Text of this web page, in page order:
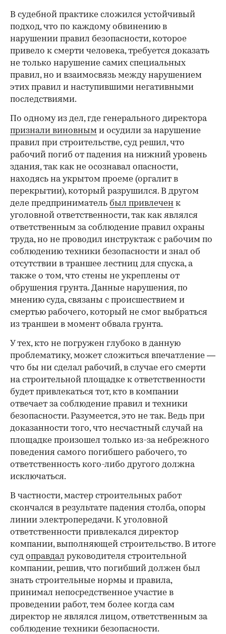
В судебной практике сложился устойчивый
подход, что по каждому обвинению в
нарушении правил безопасности, которое
привело к смерти человека, требуется доказать
не только нарушение самих специальных
правил, но и взаимосвязь между нарушением
этих правил и наступившими негативными
последствиями.
По одному из дел, где генерального директора
признали виновным и осудили за нарушение
правил при строительстве, суд решил, что
рабочий погиб от падения на нижний уровень
здания, так как не осознавал опасности,
находясь на укрытом проеме (оргалит в
перекрытии), который разрушился. В другом
деле предприниматель был привлечен к
уголовной ответственности, так как являлся
ответственным за соблюдение правил охраны
труда, но не проводил инструктаж с рабочим по
соблюдению техники безопасности и знал об
отсутствии в траншее лестниц для спуска, а
также о том, что стены не укреплены от
обрушения грунта. Данные нарушения, по
мнению суда, связаны с происшествием и
смертью рабочего, который не смог выбраться
из траншеи в момент обвала грунта.
У тех, кто не погружен глубоко в данную
проблематику, может сложиться впечатление —
что бы ни сделал рабочий, в случае его смерти
на строительной площадке к ответственности
будет привлекаться тот, кто в компании
отвечает за соблюдение правил и техники
безопасности. Разумеется, это не так. Ведь при
доказанности того, что несчастный случай на
площадке произошел только из-за небрежного
поведения самого погибшего рабочего, то
ответственность кого-либо другого должна
исключаться.
В частности, мастер строительных работ
скончался в результате падения столба, опоры
линии электропередачи. К уголовной
ответственности привлекался директор
компании, выполняющей строительство. В итоге
суд оправдал руководителя строительной
компании, решив, что погибший должен был
знать строительные нормы и правила,
принимал непосредственное участие в
проведении работ, тем более когда сам
директор не являлся лицом, ответственным за
соблюдение техники безопасности.